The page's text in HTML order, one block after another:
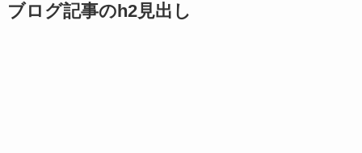
ブログ記事のh2見出し